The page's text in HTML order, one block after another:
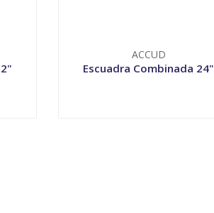
ACCUD
Escuadra Combinada 24"